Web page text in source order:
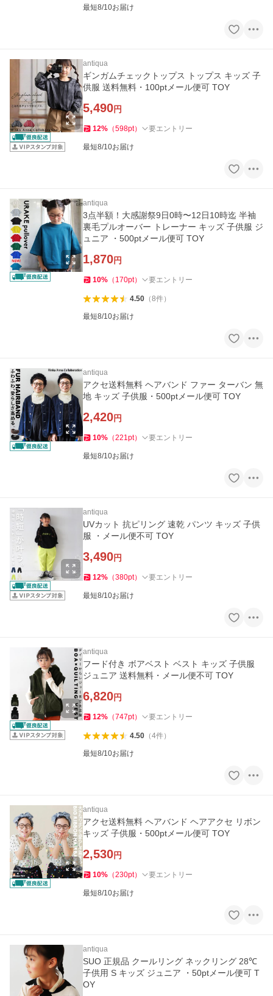
最短8/10お届け
antiqua
ギンガムチェックトップス トップス キッズ 子
供服 送料無料・100ptメール便可 TOY
5,490円
12% （598pt） 要エントリー
最短8/10お届け
antiqua
3点半額！大感謝祭9日0時〜12日10時迄 半袖
裏毛プルオーバー トレーナー キッズ 子供服 ジ
ュニア ・500ptメール便可 TOY
1,870円
10% （ 170pt） 要エントリー
4.50（8件）
最短8/10お届け
antiqua
アクセ送料無料 ヘアバンド ファー ターバン 無
地 キッズ 子供服・500ptメール便可 TOY
2,420円
10% （221pt） 要エントリー
最短8/10お届け
antiqua
UVカット 抗ピリング 速乾 パンツ キッズ 子供
服 ・メール便不可 TOY
3,490円
12% （380pt） 要エントリー
最短8/10お届け
antiqua
フード付き ボアベスト ベスト キッズ 子供服
ジュニア 送料無料・メール便不可 TOY
6,820円
12% （747pt） 要エントリー
4.50（4件）
最短8/10お届け
antiqua
アクセ送料無料 ヘアバンド ヘアアクセ リボン
キッズ 子供服・500ptメール便可 TOY
2,530円
10% （230pt） 要エントリー
最短8/10お届け
antiqua
SUO 正規品 クールリング ネックリング 28℃
子供用 S キッズ ジュニア ・50ptメール便可 T
OY